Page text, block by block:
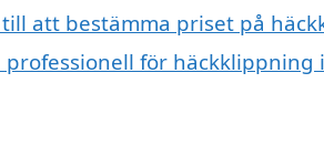
att bestämma priset på
professionell för